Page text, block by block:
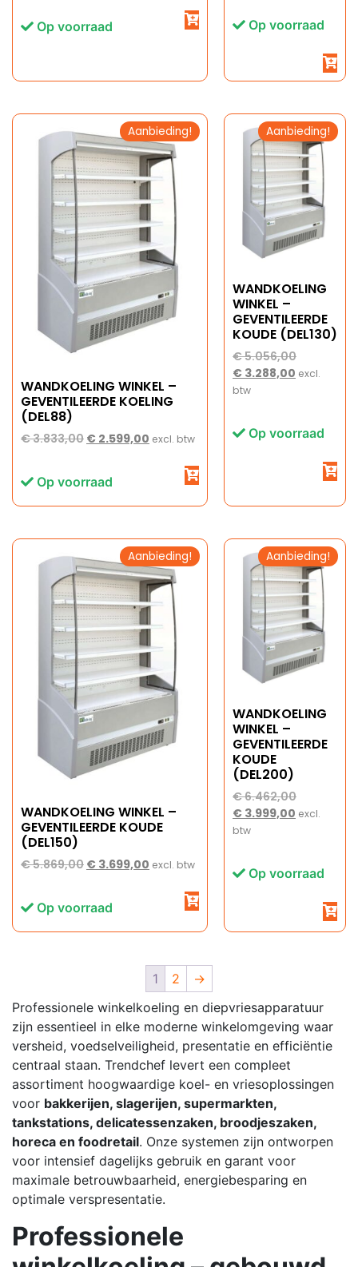
Op voorraad Op voorraad
Aanbieding!
WANDKOELING WINKEL –
GEVENTILEERDE KOELING
(DEL88)
€3.833,00 € 2.599,00 excl. btw
Op voorraad
Aanbieding!
WANDKOELING
WINKEL –
GEVENTILEERDE
KOUDE (DEL130)
€5.056,00
€ 3.288,00 excl.
btw
Op voorraad
Aanbieding!
WANDKOELING WINKEL –
GEVENTILEERDE KOUDE
(DEL150)
€5.869,00 € 3.699,00 excl. btw
Op voorraad
Aanbieding!
WANDKOELING
WINKEL –
GEVENTILEERDE
KOUDE
(DEL200)
€6.462,00
€ 3.999,00 excl.
btw
Op voorraad
1 2
→
Professionele winkelkoeling en diepvriesapparatuur
zijn essentieel in elke moderne winkelomgeving waar
versheid, voedselveiligheid, presentatie en efficiëntie
centraal staan. Trendchef levert een compleet
assortiment hoogwaardige koel- en vriesoplossingen
voor bakkerijen, slagerijen, supermarkten,
tankstations, delicatessenzaken, broodjeszaken,
horeca en foodretail. Onze systemen zijn ontworpen
voor intensief dagelijks gebruik en garant voor
maximale betrouwbaarheid, energiebesparing en
optimale verspresentatie.
Professionele